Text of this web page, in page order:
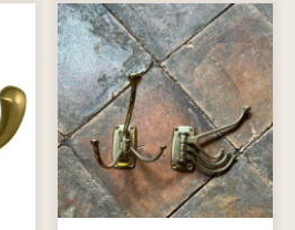
Dette
vare
har
flere
varianter.
Mulighederne
kan
vælges